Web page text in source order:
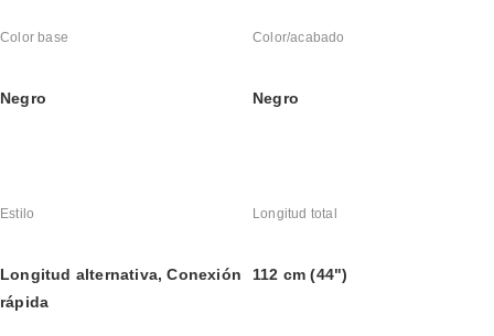
Color base
Negro
Color/acabado
Negro
Estilo
Longitud alternativa, Conexión
rápida
Longitud total
112 cm (44")